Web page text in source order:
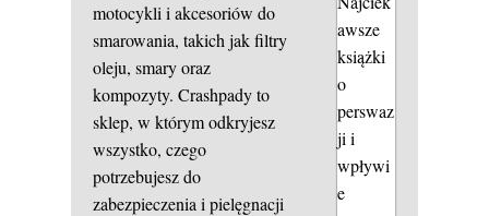
motocykli i akcesoriów do
smarowania, takich jak filtry
oleju, smary oraz
kompozyty. Crashpady to
sklep, w którym odkryjesz
wszystko, czego
potrzebujesz do
zabezpieczenia i pielęgnacji
awsze
książki
o
perswaz
ji i
wpływi
e